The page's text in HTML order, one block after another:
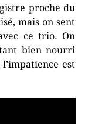
proche du
mais on sent
ce trio. On
bien nourri
est